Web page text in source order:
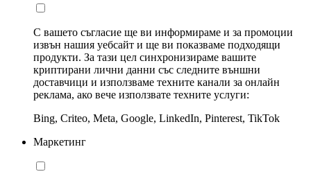
С вашето съгласие ще ви информираме и за промоции
извън нашия уебсайт и ще ви показваме подходящи
продукти. За тази цел синхронизираме вашите
криптирани лични данни със следните външни
доставчици и използваме техните канали за онлайн
реклама, ако вече използвате техните услуги:
Bing, Criteo, Meta, Google, LinkedIn, Pinterest, TikTok
Маркетинг